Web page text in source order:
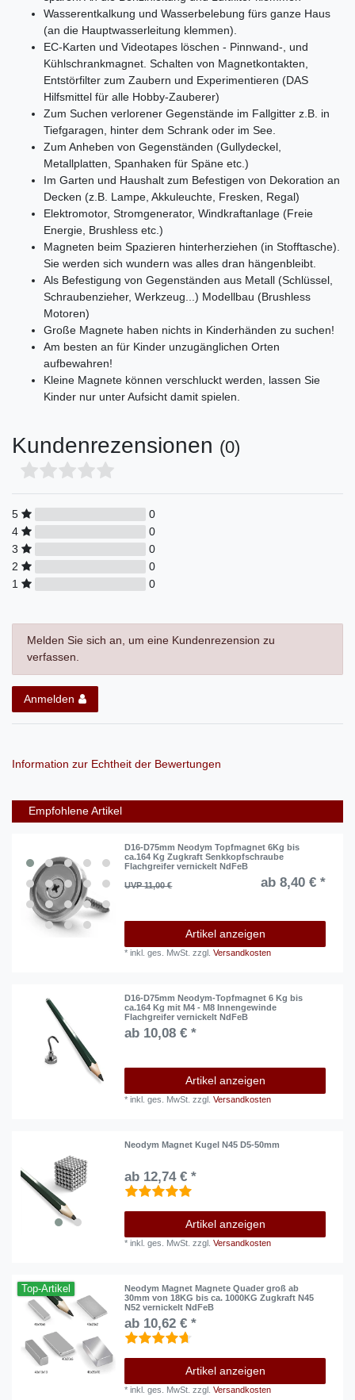
Wasserentkalkung und Wasserbelebung fürs ganze Haus
(an die Hauptwasserleitung klemmen).
EC-Karten und Videotapes löschen - Pinnwand-, und
Kühlschrankmagnet. Schalten von Magnetkontakten,
Entstörfilter zum Zaubern und Experimentieren (DAS
Hilfsmittel für alle Hobby-Zauberer)
Zum Suchen verlorener Gegenstände im Fallgitter z.B. in
Tiefgaragen, hinter dem Schrank oder im See.
Zum Anheben von Gegenständen (Gullydeckel,
Metallplatten, Spanhaken für Späne etc.)
Im Garten und Haushalt zum Befestigen von Dekoration an
Decken (z.B. Lampe, Akkuleuchte, Fresken, Regal)
Elektromotor, Stromgenerator, Windkraftanlage (Freie
Energie, Brushless etc.)
Magneten beim Spazieren hinterherziehen (in Stofftasche).
Sie werden sich wundern was alles dran hängenbleibt.
Als Befestigung von Gegenständen aus Metall (Schlüssel,
Schraubenzieher, Werkzeug...) Modellbau (Brushless
Motoren)
Große Magnete haben nichts in Kinderhänden zu suchen!
Am besten an für Kinder unzugänglichen Orten
aufbewahren!
Kleine Magnete können verschluckt werden, lassen Sie
Kinder nur unter Aufsicht damit spielen.
Kundenrezensionen (0)
5
0
4
0
3
0
2
0
1
0
Melden Sie sich an, um eine Kundenrezension zu
verfassen.
Anmelden
Information zur Echtheit der Bewertungen
Empfohlene Artikel
D16-D75mm Neodym Topfmagnet 6Kg bis
ca.164 Kg Zugkraft Senkkopfschraube
Flachgreifer vernickelt NdFeB
UVP 11,00 €
ab 8,40 € *
Artikel anzeigen
*inkl. ges. MwSt. zzgl.Versandkosten
D16-D75mm Neodym-Topfmagnet 6 Kg bis
ca.164 Kg mit M4 - M8 Innengewinde
Flachgreifer vernickelt NdFeB
ab 10,08 € *
Artikel anzeigen
*inkl. ges. MwSt. zzgl.Versandkosten
Neodym Magnet Kugel N45 D5-50mm
ab 12,74 € *
Artikel anzeigen
*inkl. ges. MwSt. zzgl.Versandkosten
Top-Artikel
Neodym Magnet Magnete Quader groß ab
30mm von 18KG bis ca. 1000KG Zugkraft N45
N52 vernickelt NdFeB
ab 10,62 € *
Artikel anzeigen
*inkl. ges. MwSt. zzgl.Versandkosten